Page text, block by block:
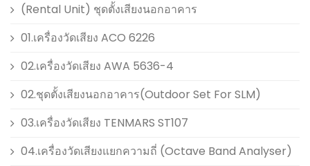
(Rental Unit) ชุดตั้งเสียงนอกอาคาร
01.เครื่องวัดเสียง ACO 6226
02.เครื่องวัดเสียง AWA 5636-4
02.ชุดตั้งเสียงนอกอาคาร(Outdoor Set For SLM)
03.เครื่องวัดเสียง TENMARS ST107
04.เครื่องวัดเสียงแยกความถี่ (Octave Band Analyser)